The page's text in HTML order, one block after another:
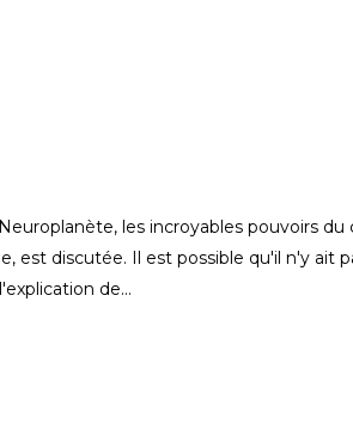
les incroyables pouvoirs du
est discutée. Il est possible qu'il n'y ait
de